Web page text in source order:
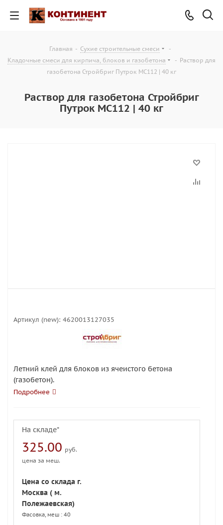
Главная - Сухие строительные смеси
-
Кладочные смеси для кирпича, блоков и газобетона
- Раствор для
газобетона Стройбриг Путрок MC112 | 40 кг
Раствор для газобетона Стройбриг
Путрок MC112 | 40 кг
Артикул (new): 4620013127035
Летний клей для блоков из ячеистого бетона
(газобетон).
Подробнее
На складе*
325.00 руб.
цена за меш.
Цена со склада г.
Москва ( м.
Полежаевская)
Фасовка, меш : 40